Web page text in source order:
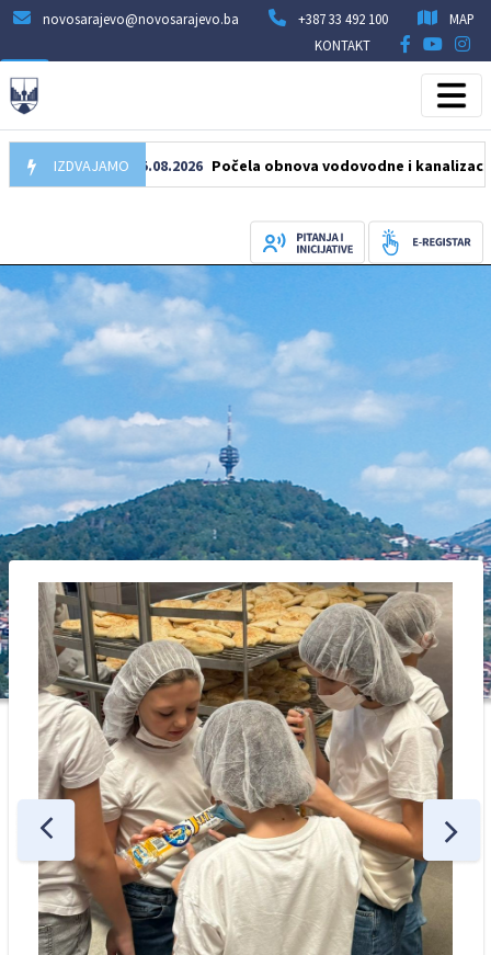
novosarajevo@novosarajevo.ba +387 33 492 100
MAP
KONTAKT
IZDVAJAMO
05.08.2026 Počela obnova vodovodne i kanalizacione